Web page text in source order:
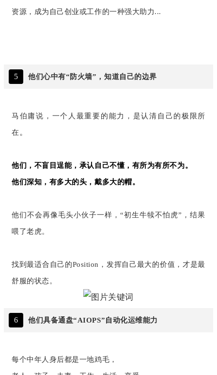
资源，成为自己创业或工作的一种强大助力...
5 他们心中有“防火墙”，知道自己的边界
马伯庸说，一个人最重要的能力，是认清自己的极限所
在。
他们，不盲目逞能，承认自己不懂，有所为有所不为。
他们深知，有多大的头，戴多大的帽。
他们不会再像毛头小伙子一样，“初生牛犊不怕虎”，结果
喂了老虎。
找到最适合自己的Position，发挥自己最大的价值，才是最
舒服的状态。
6 他们具备通盘“AIOPS”自动化运维能力
每个中年人身后都是一地鸡毛，